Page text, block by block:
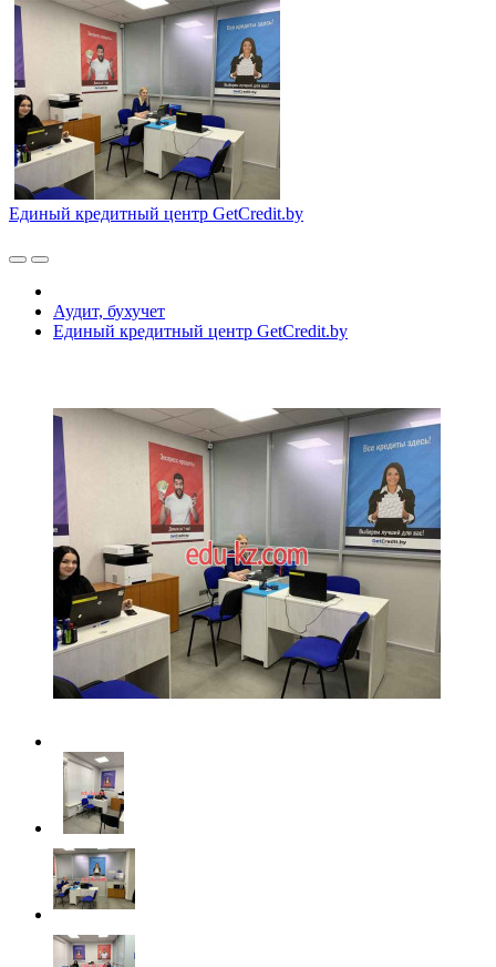
Единый кредитный центр GetCredit.by
Аудит, бухучет
Единый кредитный центр GetCredit.by